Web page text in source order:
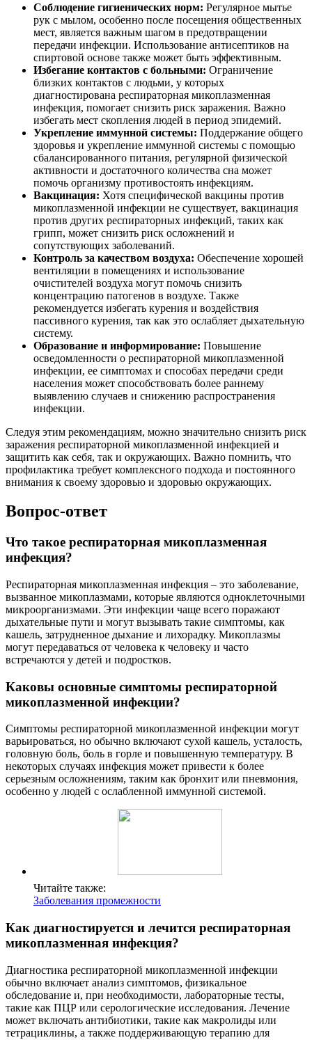
Соблюдение гигиенических норм: Регулярное мытье
рук с мылом, особенно после посещения общественных
мест, является важным шагом в предотвращении
передачи инфекции. Использование антисептиков на
спиртовой основе также может быть эффективным.
Избегание контактов с больными: Ограничение
близких контактов с людьми, у которых
диагностирована респираторная микоплазменная
инфекция, помогает снизить риск заражения. Важно
избегать мест скопления людей в период эпидемий.
Укрепление иммунной системы: Поддержание общего
здоровья и укрепление иммунной системы с помощью
сбалансированного питания, регулярной физической
активности и достаточного количества сна может
помочь организму противостоять инфекциям.
Вакцинация: Хотя специфической вакцины против
микоплазменной инфекции не существует, вакцинация
против других респираторных инфекций, таких как
грипп, может снизить риск осложнений и
сопутствующих заболеваний.
Контроль за качеством воздуха: Обеспечение хорошей
вентиляции в помещениях и использование
очистителей воздуха могут помочь снизить
концентрацию патогенов в воздухе. Также
рекомендуется избегать курения и воздействия
пассивного курения, так как это ослабляет дыхательную
систему.
Образование и информирование: Повышение
осведомленности о респираторной микоплазменной
инфекции, ее симптомах и способах передачи среди
населения может способствовать более раннему
выявлению случаев и снижению распространения
инфекции.
Следуя этим рекомендациям, можно значительно снизить риск
заражения респираторной микоплазменной инфекцией и
защитить как себя, так и окружающих. Важно помнить, что
профилактика требует комплексного подхода и постоянного
внимания к своему здоровью и здоровью окружающих.
Вопрос-ответ
Что такое респираторная микоплазменная
инфекция?
Респираторная микоплазменная инфекция – это заболевание,
вызванное микоплазмами, которые являются одноклеточными
микроорганизмами. Эти инфекции чаще всего поражают
дыхательные пути и могут вызывать такие симптомы, как
кашель, затрудненное дыхание и лихорадку. Микоплазмы
могут передаваться от человека к человеку и часто
встречаются у детей и подростков.
Каковы основные симптомы респираторной
микоплазменной инфекции?
Симптомы респираторной микоплазменной инфекции могут
варьироваться, но обычно включают сухой кашель, усталость,
головную боль, боль в горле и повышенную температуру. В
некоторых случаях инфекция может привести к более
серьезным осложнениям, таким как бронхит или пневмония,
особенно у людей с ослабленной иммунной системой.
Читайте также:
Заболевания промежности
Как диагностируется и лечится респираторная
микоплазменная инфекция?
Диагностика респираторной микоплазменной инфекции
обычно включает анализ симптомов, физикальное
обследование и, при необходимости, лабораторные тесты,
такие как ПЦР или серологические исследования. Лечение
может включать антибиотики, такие как макролиды или
тетрациклины, а также поддерживающую терапию для